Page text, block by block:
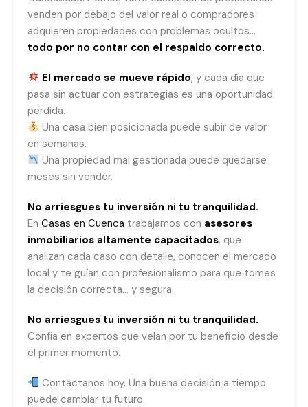
venden por debajo del valor real o compradores
adquieren propiedades con problemas ocultos…
todo por no contar con el respaldo correcto.
El mercado se mueve rápido, y cada día que
pasa sin actuar con estrategias es una oportunidad
perdida.
Una casa bien posicionada puede subir de valor
en semanas.
Una propiedad mal gestionada puede quedarse
meses sin vender.
No arriesgues tu inversión ni tu tranquilidad.
En Casas en Cuenca trabajamos con asesores
inmobiliarios altamente capacitados, que
analizan cada caso con detalle, conocen el mercado
local y te guían con profesionalismo para que tomes
la decisión correcta… y segura.
No arriesgues tu inversión ni tu tranquilidad.
Confía en expertos que velan por tu beneficio desde
el primer momento.
Contáctanos hoy. Una buena decisión a tiempo
puede cambiar tu futuro.